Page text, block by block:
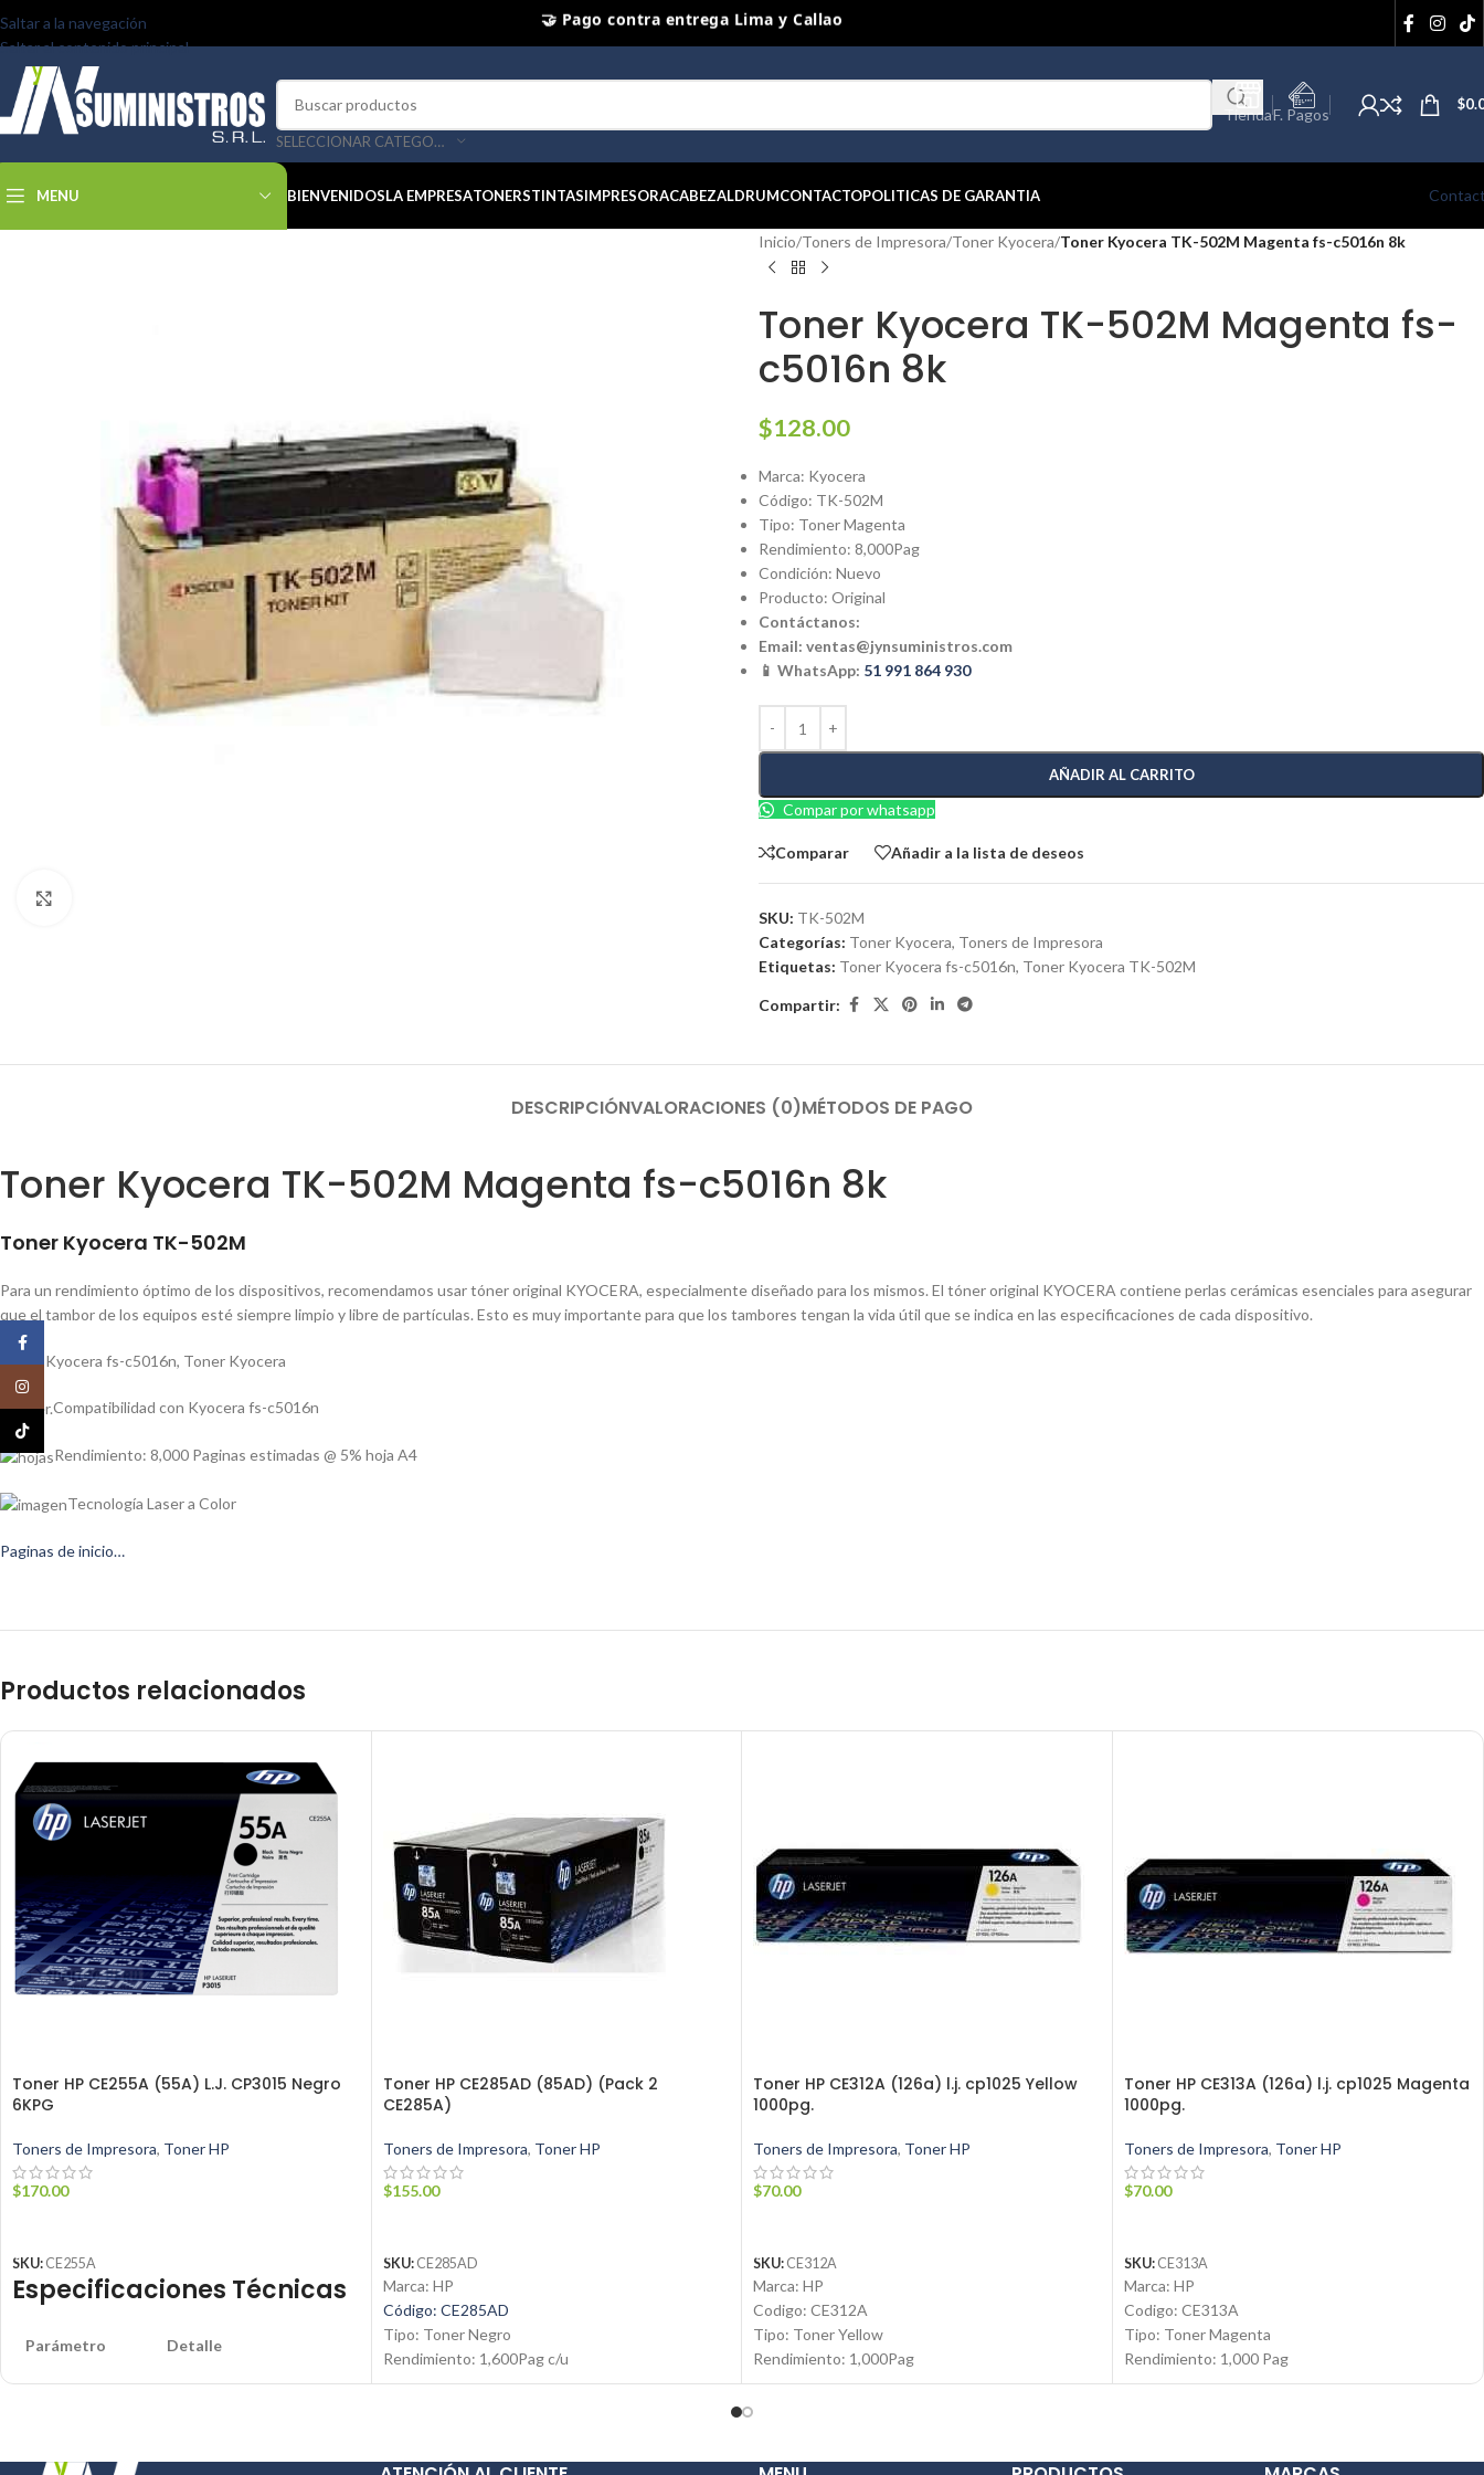
Saltar a la navegación
Saltar al contenido principal
🚀 Envios Inmediatos a Lima y Callao
SELECCIONAR CATEGORÍA
TiendaF. Pagos
$
MENU BIENVENIDOSLA EMPRESATONERSTINTASIMPRESORACABEZALDRUMCONTACTOPOLITICAS DE GARANTIA
Inicio/Toners de Impresora/Toner Kyocera/Toner Kyocera TK-502M Magenta fs-c5016n 8k
Toner Kyocera TK-502M Magenta fs-
c5016n 8k
$128.00
Marca: Kyocera
Código: TK-502M
Tipo: Toner Magenta
Rendimiento: 8,000Pag
Condición: Nuevo
Producto: Original
Contáctanos:
Email: ventas@jynsuministros.com
📱 WhatsApp: 51 991 864 930
AÑADIR AL CARRITO
Compar por whatsapp
Comparar Añadir a la lista de deseos
SKU: TK-502M
Categorías: Toner Kyocera, Toners de Impresora
Etiquetas: Toner Kyocera fs-c5016n, Toner Kyocera TK-502M
Compartir:
DESCRIPCIÓNVALORACIONES (0)MÉTODOS DE PAGO
Toner Kyocera TK-502M Magenta fs-c5016n 8k
Toner Kyocera TK-502M
Para un rendimiento óptimo de los dispositivos, recomendamos usar tóner original KYOCERA, especialmente diseñado para los mismos. El tóner original KYOCERA contiene perlas cerámicas esenciales para asegurar
que el tambor de los equipos esté siempre limpio y libre de partículas. Esto es muy importante para que los tambores tengan la vida útil que se indica en las especificaciones de cada dispositivo.
Toner Kyocera fs-c5016n, Toner Kyocera
Compatibilidad con Kyocera fs-c5016n
Rendimiento: 8,000 Paginas estimadas @ 5% hoja A4
Tecnología Laser a Color
Paginas de inicio…
Productos relacionados
Toner HP CE255A (55A) L.J. CP3015 Negro
6KPG
Toners de Impresora, Toner HP
$170.00
SKU: CE255A
Especificaciones Técnicas
Parámetro Detalle
Toner HP CE285AD (85AD) (Pack 2
CE285A)
Toners de Impresora, Toner HP
$155.00
SKU: CE285AD
Marca: HP
Código: CE285AD
Tipo: Toner Negro
Rendimiento: 1,600Pag c/u
Condición: Nuevo
Toner HP CE312A (126a) l.j. cp1025 Yellow
1000pg.
Toners de Impresora, Toner HP
$70.00
SKU: CE312A
Marca: HP
Codigo: CE312A
Tipo: Toner Yellow
Rendimiento: 1,000Pag
Condicion: Nuevo
Toner HP CE313A (126a) l.j. cp1025 Magenta
1000pg.
Toners de Impresora, Toner HP
$70.00
SKU: CE313A
Marca: HP
Codigo: CE313A
Tipo: Toner Magenta
Rendimiento: 1,000 Pag
Condicion: Nuevo